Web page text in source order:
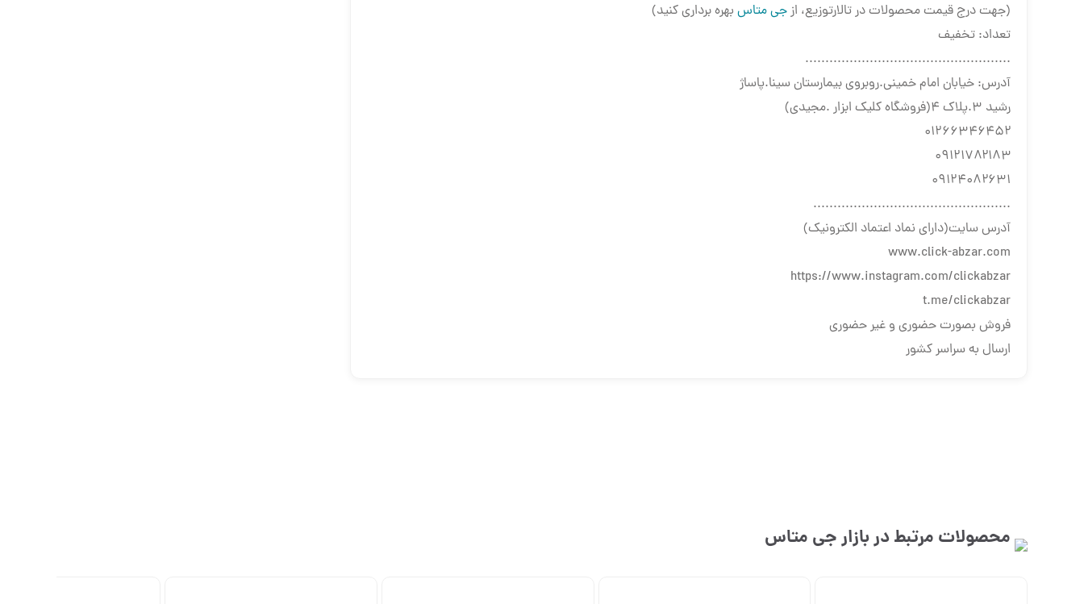
(جهت درج قیمت محصولات در تالارتوزیع، ازجی متاس بهره برداری کنید)
تعداد: تخفیف
...................................................
آدرس: خیابان امام خمینی.روبروی بیمارستان سینا.پاساژ
رشید ۳.پلاک ۴(فروشگاه کلیک ابزار .مجیدی)
۰۱۲۶۶۳۴۶۴۵۲
۰۹۱۲۱۷۸۲۱۸۳
۰۹۱۲۴۰۸۲۶۳۱
.................................................
آدرس سایت(دارای نماد اعتماد الکترونیک)
www.click-abzar.com
https://www.instagram.com/clickabzar
t.me/clickabzar
فروش بصورت حضوری و غیر حضوری
ارسال به سراسر کشور
محصولات مرتبط در بازارجی متاس